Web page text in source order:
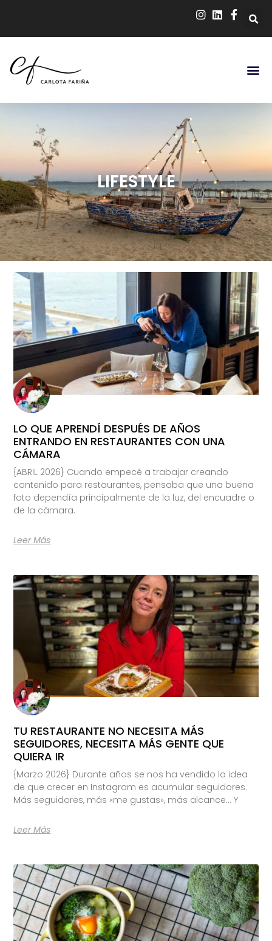
LIFESTYLE
LO QUE APRENDÍ DESPUÉS DE AÑOS
ENTRANDO EN RESTAURANTES CON UNA
CÁMARA
{ABRIL 2026} Cuando empecé a trabajar creando
contenido para restaurantes, pensaba que una buena
foto dependía principalmente de la luz, del encuadre o
de la cámara.
Leer Más
TU RESTAURANTE NO NECESITA MÁS
SEGUIDORES, NECESITA MÁS GENTE QUE
QUIERA IR
{Marzo 2026} Durante años se nos ha vendido la idea
de que crecer en Instagram es acumular seguidores.
Más seguidores, más «me gustas», más alcance… Y
Leer Más